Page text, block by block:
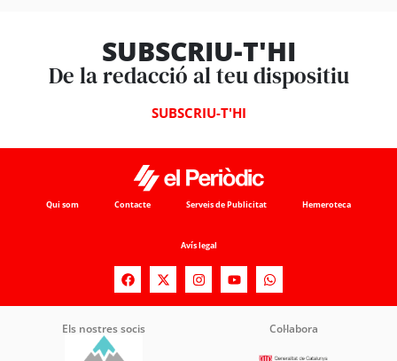
SUBSCRIU-T'HI
De la redacció al teu dispositiu
SUBSCRIU-T'HI
Qui som Contacte Serveis de Publicitat Hemeroteca
Avís legal
Els nostres socis Col·labora